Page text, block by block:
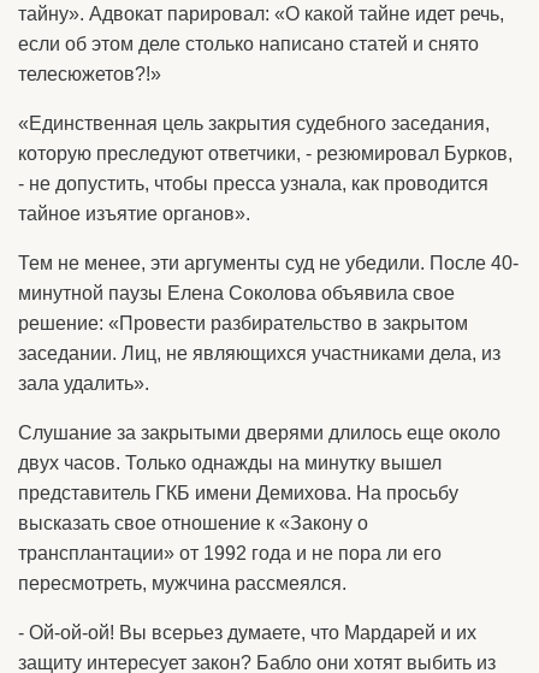
тайну». Адвокат парировал: «О какой тайне идет речь,
если об этом деле столько написано статей и снято
телесюжетов?!»
«Единственная цель закрытия судебного заседания,
которую преследуют ответчики, - резюмировал Бурков,
- не допустить, чтобы пресса узнала, как проводится
тайное изъятие органов».
Тем не менее, эти аргументы суд не убедили. После 40-
минутной паузы Елена Соколова объявила свое
решение: «Провести разбирательство в закрытом
заседании. Лиц, не являющихся участниками дела, из
зала удалить».
Слушание за закрытыми дверями длилось еще около
двух часов. Только однажды на минутку вышел
представитель ГКБ имени Демихова. На просьбу
высказать свое отношение к «Закону о
трансплантации» от 1992 года и не пора ли его
пересмотреть, мужчина рассмеялся.
- Ой-ой-ой! Вы всерьез думаете, что Мардарей и их
защиту интересует закон? Бабло они хотят выбить из